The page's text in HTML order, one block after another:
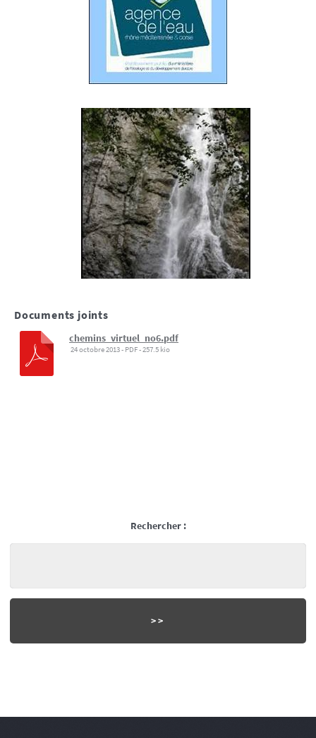
Documents joints
chemins_virtuel_no6.pdf
24 octobre 2013- PDF-257.5 kio
Rechercher :